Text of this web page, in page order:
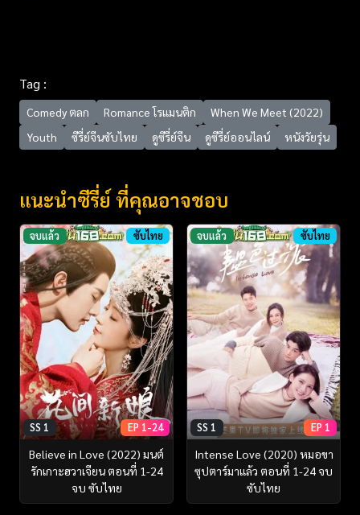
Tag :
Comedy ตลก Romance โรแมนติก
When We Meet (2022)
Youth
ซีรี่ย์จีนซับไทย ดูซีรี่ย์จีน ดูซีรี่ย์ออนไลน์ หนังวัยรุ่น
แนะนำซีรี่ย์ ที่คุณอาจชอบ
จบแล้ว ซับไทย
SS 1 EP 1-24
Believe in Love (2022) มนต์
รักเกาะฮวาเจียน ตอนที่ 1-24
จบ ซับไทย
จบแล้ว ซับไทย
SS 1 EP 1
Intense Love (2020) หมอขา
ซุปตาร์มาแล้ว ตอนที่ 1-24 จบ
ซับไทย